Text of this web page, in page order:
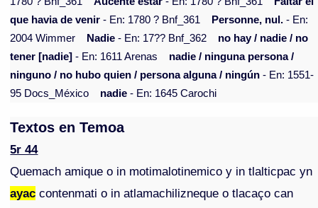
que havia de venir - En: 1780 ? Bnf_361 Personne, nul. - En:
2004 Wimmer
Nadie - En: 17?? Bnf_362
no hay / nadie / no
tener [nadie] - En: 1611 Arenas
nadie / ninguna persona /
ninguno / no hubo quien / persona alguna / ningún - En: 1551-
95 Docs_México
nadie - En: 1645 Carochi
Textos en Temoa
5r 44
Quemach amique o in motimalotinemico y in tlalticpac yn
ayac contenmati o in atlamachilizneque o tlacaço can